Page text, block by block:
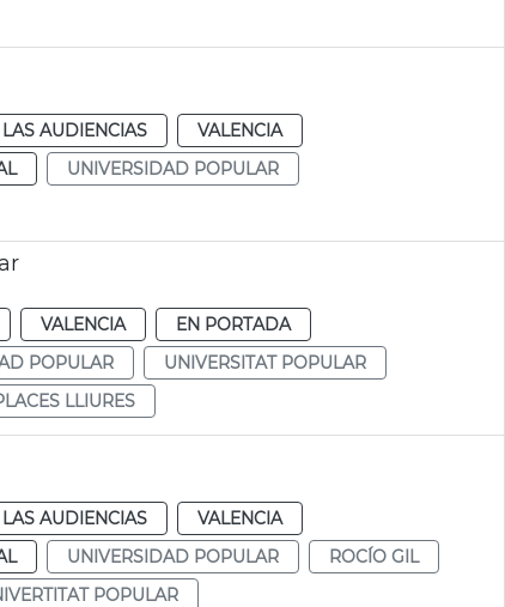
AUDIENCIAS
VALENCIA
UNIVERSIDAD POPULAR
VALENCIA
EN PORTADA
POPULAR
UNIVERSITAT POPULAR
LLIURES
AUDIENCIAS
VALENCIA
UNIVERSIDAD POPULAR
ROCÍO GIL
POPULAR